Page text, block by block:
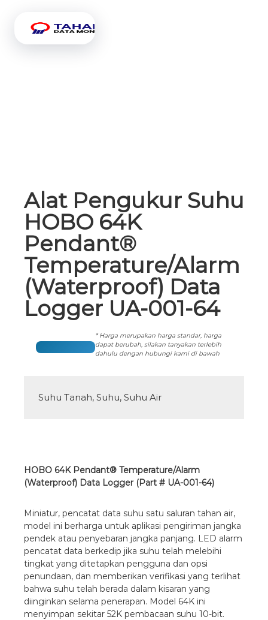
Alat Pengukur Suhu
HOBO 64K
Pendant®
Temperature/Alarm
(Waterproof) Data
Logger UA-001-64
* Harga merupakan harga standar, harga
dapat berubah, silakan tanyakan terlebih
dahulu dengan hubungi kami di bawah
Suhu Tanah, Suhu, Suhu Air
HOBO 64K Pendant® Temperature/Alarm
(Waterproof) Data Logger (Part # UA-001-64)
Miniatur, pencatat data suhu satu saluran tahan air,
model ini berharga untuk aplikasi pengiriman jangka
pendek atau penyebaran jangka panjang. LED alarm
pencatat data berkedip jika suhu telah melebihi
tingkat yang ditetapkan pengguna dan opsi
penundaan, dan memberikan verifikasi yang terlihat
bahwa suhu telah berada dalam kisaran yang
diinginkan selama penerapan. Model 64K ini
menyimpan sekitar 52K pembacaan suhu 10-bit.